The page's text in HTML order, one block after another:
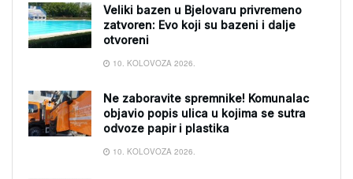
Veliki bazen u Bjelovaru privremeno
zatvoren: Evo koji su bazeni i dalje
otvoreni
10. KOLOVOZA 2026.
Ne zaboravite spremnike! Komunalac
objavio popis ulica u kojima se sutra
odvoze papir i plastika
10. KOLOVOZA 2026.